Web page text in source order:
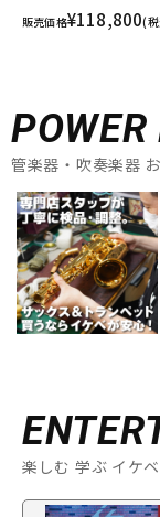
販売価格¥118,800(
管楽器・吹奏楽器
楽しむ 学ぶ イケ